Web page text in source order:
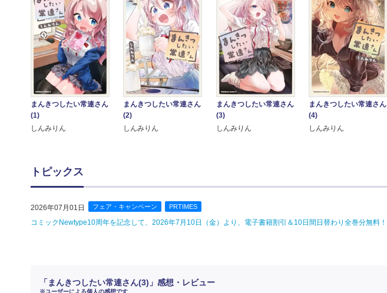
まんきつしたい常連さん
(1)
しんみりん
まんきつしたい常連さん
(2)
しんみりん
まんきつしたい常連さん
(3)
しんみりん
まんきつしたい常連さん
(4)
しんみりん
トピックス
2026年07月01日 フェア・キャンペーン PRTIMES
コミックNewtype10周年を記念して、2026年7月10日（金）より、電子書籍割引＆10日間日替わり全巻分無料！
「まんきつしたい常連さん(3)」感想・レビュー